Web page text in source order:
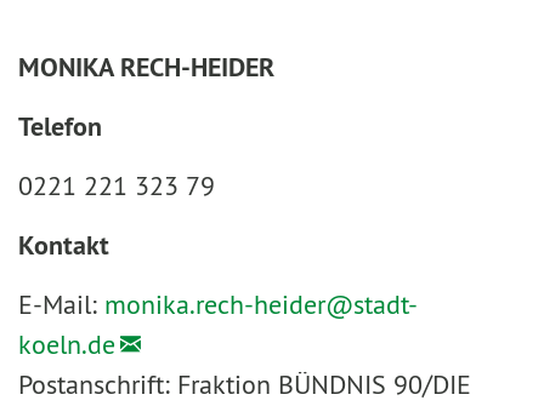
MONIKA RECH-HEIDER
Telefon
0221 221 323 79
Kontakt
E-Mail: monika.rech-heider@stadt-
koeln.de
Postanschrift: Fraktion BÜNDNIS 90/DIE